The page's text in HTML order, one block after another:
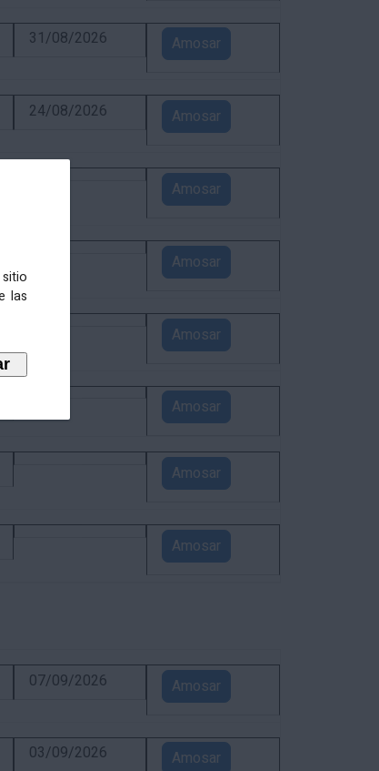
las
31/08/2026 Amosar
24/08/2026 Amosar
Amosar
Amosar
Amosar
Amosar
Amosar
Amosar
07/09/2026 Amosar
03/09/2026 Amosar